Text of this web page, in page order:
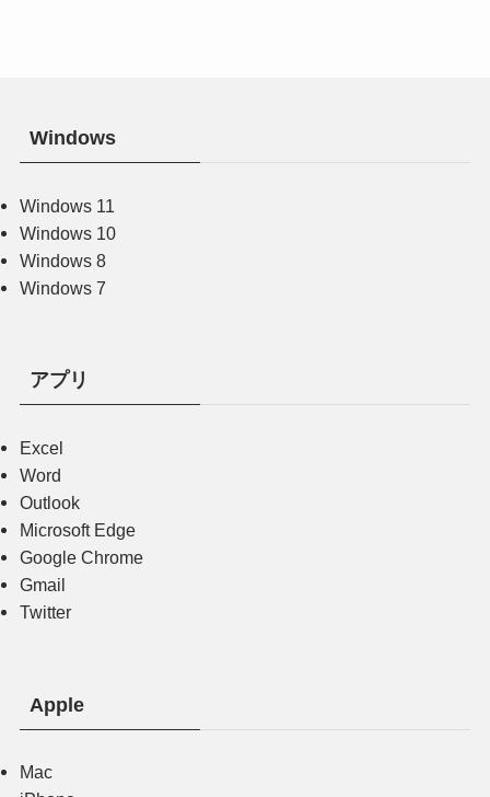
Windows
Windows 11
Windows 10
Windows 8
Windows 7
アプリ
Excel
Word
Outlook
Microsoft Edge
Google Chrome
Gmail
Twitter
Apple
Mac